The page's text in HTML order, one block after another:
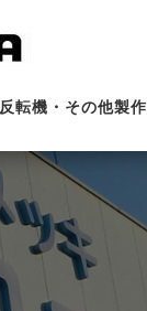
反転機・その他製作